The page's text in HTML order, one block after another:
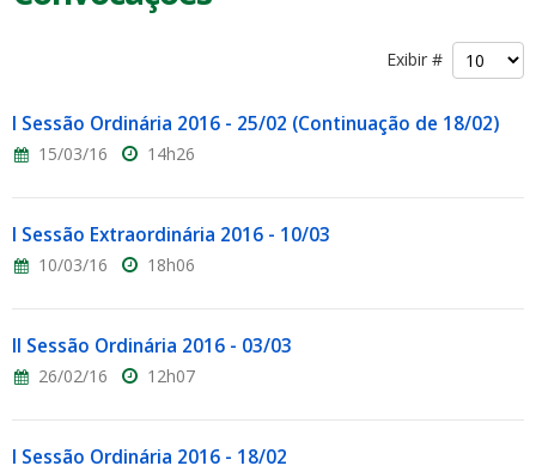
Exibir #
I Sessão Ordinária 2016 - 25/02 (Continuação de 18/02)
15/03/16 14h26
I Sessão Extraordinária 2016 - 10/03
10/03/16 18h06
II Sessão Ordinária 2016 - 03/03
26/02/16 12h07
I Sessão Ordinária 2016 - 18/02